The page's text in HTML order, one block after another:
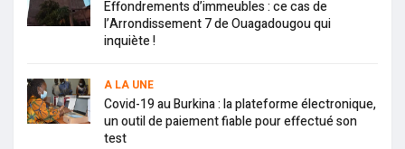
Effondrements d’immeubles : ce cas de
l’Arrondissement 7 de Ouagadougou qui
inquiète !
A LA UNE
Covid-19 au Burkina : la plateforme électronique,
un outil de paiement fiable pour effectué son
test